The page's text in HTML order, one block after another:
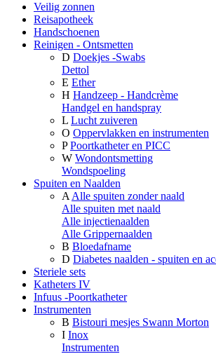
Veilig zonnen
Reisapotheek
Handschoenen
Reinigen - Ontsmetten
D Doekjes -Swabs
Dettol
E Ether
H Handzeep - Handcrème
Handgel en handspray
L Lucht zuiveren
O Oppervlakken en instrumenten
P Poortkatheter en PICC
W Wondontsmetting
Wondspoeling
Spuiten en Naalden
A Alle spuiten zonder naald
Alle spuiten met naald
Alle injectienaalden
Alle Grippernaalden
B Bloedafname
D Diabetes naalden - spuiten en
Steriele sets
Katheters IV
Infuus -Poortkatheter
Instrumenten
B Bistouri mesjes Swann Morton
I Inox
Instrumenten